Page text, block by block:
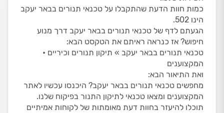
כמות חוות הדעת שהתקבלו על טכנאי תנורים בבאר יעקב
הינו 502.
הגעתם לדף של טכנאי תנורים בבאר יעקב דרך מנוע
חיפוש? אז כנראה ראיתם את הטקסט הבא:
טכנאי תנורים בבאר יעקב » תיקון תנורים וכיריים •
המקצוענים
ואת התיאור הבא:
מחפשים טכנאי תנורים בבאר יעקב? היכנסו עכשיו לאתר
המקצוענים ומצאו טכנאי לתיקון התנור בפיקוח שלנו.
תוכלו להיעזר בחוות דעת מאומתות של לקוחות אמיתיים